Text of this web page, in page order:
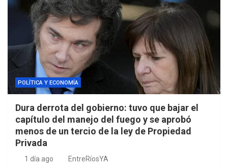
POLÍTICA Y ECONOMÍA
Dura derrota del gobierno: tuvo que bajar el
capítulo del manejo del fuego y se aprobó
menos de un tercio de la ley de Propiedad
Privada
1 día ago EntreRíosYA